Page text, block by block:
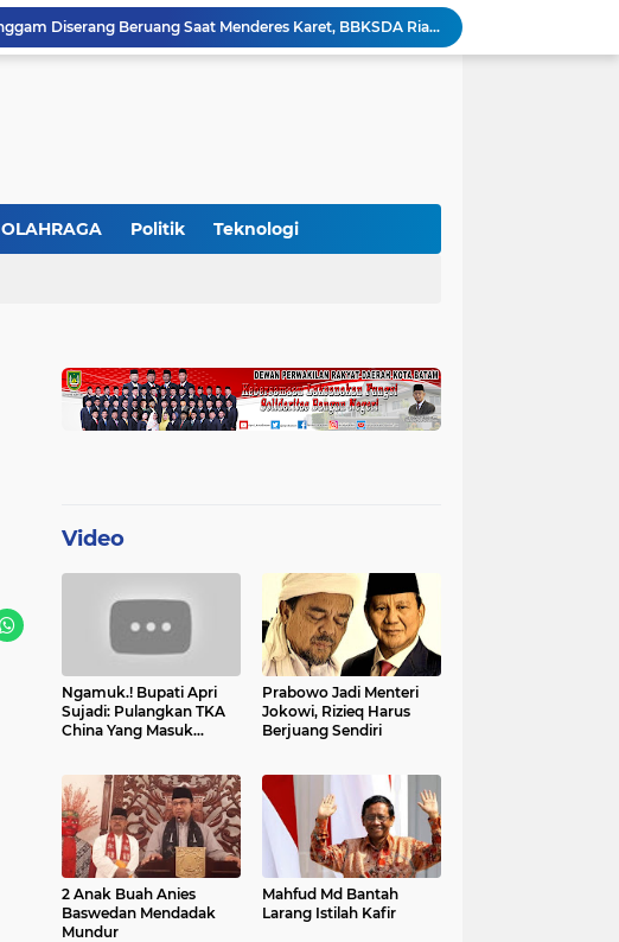
Petani di Langgam Diserang Beruang Saat Menderes Karet, BBKSDA Riau Bergerak ke Lokasi
Kapolres Pelalawan Pimpin Pemadaman Karhutla, Tim Gabungan Berjibaku Jinakkan Api di Kerumutan
Gajah Legendaris Jovi Tutup Usia, BBKSDA Riau Kehilangan Pejuang Konservasi Andalan
OLAHRAGA Politik Teknologi
Video
Ngamuk.! Bupati Apri
Sujadi: Pulangkan TKA
China Yang Masuk
Prabowo Jadi Menteri
Jokowi, Rizieq Harus
Berjuang Sendiri
2 Anak Buah Anies
Baswedan Mendadak
Mundur
Mahfud Md Bantah
Larang Istilah Kafir